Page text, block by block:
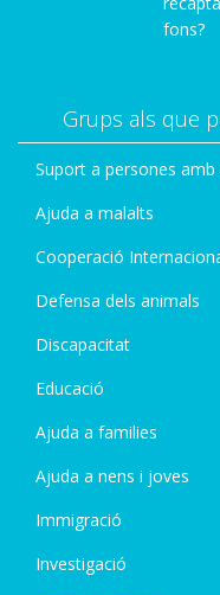
fons?
Grups als que
Suport a persones amb
Ajuda a malalts
Cooperació
Defensa dels animals
Discapacitat
Educació
Ajuda a families
Ajuda a nens i joves
Immigració
Investigació